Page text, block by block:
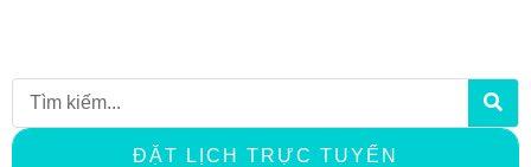
Search
ĐẶT LỊCH TRỰC TUYẾN